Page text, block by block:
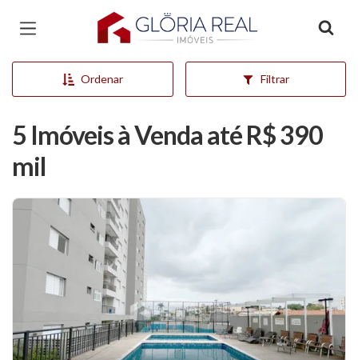
Página inicial
Ordenar Filtrar
5 Imóveis à Venda até R$ 390
mil